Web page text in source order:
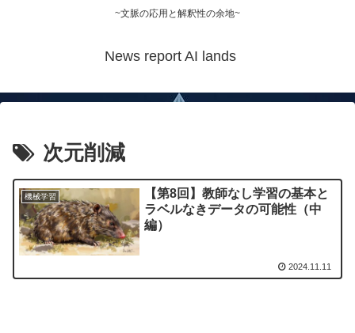
~文脈の応用と解釈性の余地~
News report AI lands
次元削減
機械学習
【第8回】教師なし学習の基本と
ラベルなきデータの可能性（中
編）
2024.11.11